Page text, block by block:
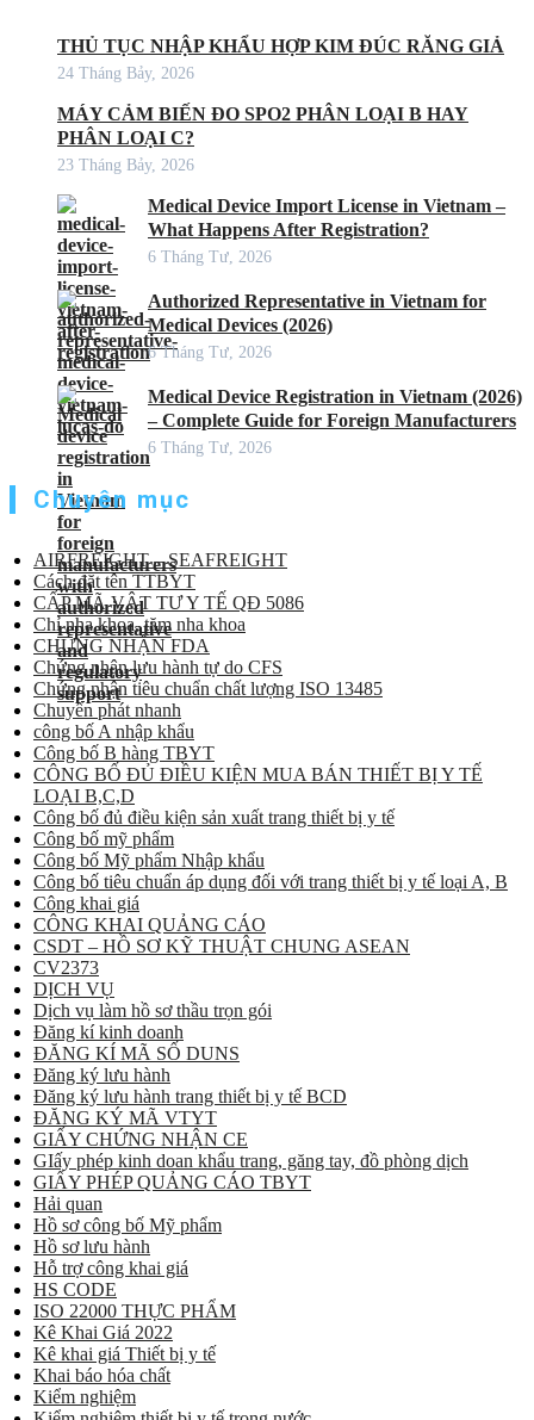
THỦ TỤC NHẬP KHẨU HỢP KIM ĐÚC RĂNG GIẢ
24 Tháng Bảy, 2026
MÁY CẢM BIẾN ĐO SPO2 PHÂN LOẠI B HAY
PHÂN LOẠI C?
23 Tháng Bảy, 2026
Medical Device Import License in Vietnam –
What Happens After Registration?
6 Tháng Tư, 2026
Authorized Representative in Vietnam for
Medical Devices (2026)
6 Tháng Tư, 2026
Medical Device Registration in Vietnam (2026)
– Complete Guide for Foreign Manufacturers
6 Tháng Tư, 2026
Chuyên mục
AIRFREIGHT – SEAFREIGHT
Cách đặt tên TTBYT
CẤP MÃ VẬT TƯ Y TẾ QĐ 5086
Chỉ nha khoa, tăm nha khoa
CHỨNG NHẬN FDA
Chứng nhận lưu hành tự do CFS
Chứng nhận tiêu chuẩn chất lượng ISO 13485
Chuyển phát nhanh
công bố A nhập khẩu
Công bố B hàng TBYT
CÔNG BỐ ĐỦ ĐIỀU KIỆN MUA BÁN THIẾT BỊ Y TẾ
LOẠI B,C,D
Công bố đủ điều kiện sản xuất trang thiết bị y tế
Công bố mỹ phẩm
Công bố Mỹ phẩm Nhập khẩu
Công bố tiêu chuẩn áp dụng đối với trang thiết bị y tế loại A, B
Công khai giá
CÔNG KHAI QUẢNG CÁO
CSDT – HỒ SƠ KỸ THUẬT CHUNG ASEAN
CV2373
DỊCH VỤ
Dịch vụ làm hồ sơ thầu trọn gói
Đăng kí kinh doanh
ĐĂNG KÍ MÃ SỐ DUNS
Đăng ký lưu hành
Đăng ký lưu hành trang thiết bị y tế BCD
ĐĂNG KÝ MÃ VTYT
GIẤY CHỨNG NHẬN CE
GIấy phép kinh doan khẩu trang, găng tay, đồ phòng dịch
GIẤY PHÉP QUẢNG CÁO TBYT
Hải quan
Hồ sơ công bố Mỹ phẩm
Hồ sơ lưu hành
Hỗ trợ công khai giá
HS CODE
ISO 22000 THỰC PHẨM
Kê Khai Giá 2022
Kê khai giá Thiết bị y tế
Khai báo hóa chất
Kiểm nghiệm